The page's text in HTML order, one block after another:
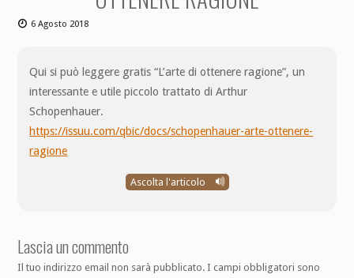
6 Agosto 2018
Qui si può leggere gratis “L’arte di ottenere ragione”, un
interessante e utile piccolo trattato di Arthur
Schopenhauer.
https://issuu.com/qbic/docs/schopenhauer-arte-ottenere-
ragione
Ascolta l'articolo
Lascia un commento
Il tuo indirizzo email non sarà pubblicato. I campi obbligatori sono